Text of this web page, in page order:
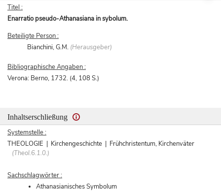
Titel :
Enarratio pseudo-Athanasiana in sybolum.
Beteiligte Person :
Bianchini, G.M. (Herausgeber)
Bibliographische Angaben :
Verona: Berno, 1732. (4, 108 S.)
Inhaltserschließung
Systemstelle :
THEOLOGIE | Kirchengeschichte | Frühchristentum, Kirchenväter
(Theol.6.1.0.)
Sachschlagwörter :
Athanasianisches Symbolum